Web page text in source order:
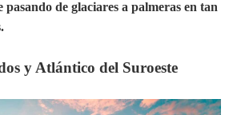
de glaciares a palmeras en tan
y Atlántico del Suroeste